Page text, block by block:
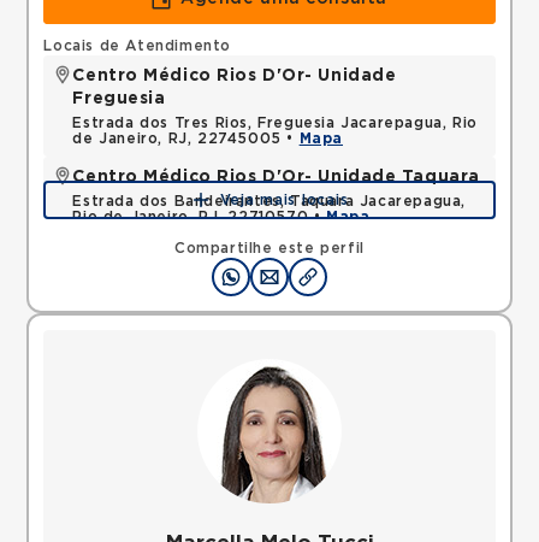
Compartilhe este perfil
Locais de Atendimento
Centro Médico Rios D'Or- Unidade
Freguesia
Estrada dos Tres Rios, Freguesia Jacarepagua, Rio
de Janeiro, RJ, 22745005 •
Mapa
Centro Médico Rios D'Or- Unidade Taquara
Estrada dos Bandeirantes, Taquara Jacarepagua,
Rio de Janeiro, RJ, 22710570 •Mapa
Veja mais locais